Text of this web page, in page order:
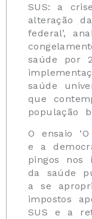
SUS: a
alteração
federal’,
saúde por
saúde
que
população
O ensaio
e a
pingos nos
da saúde
a se
impostos
SUS e a